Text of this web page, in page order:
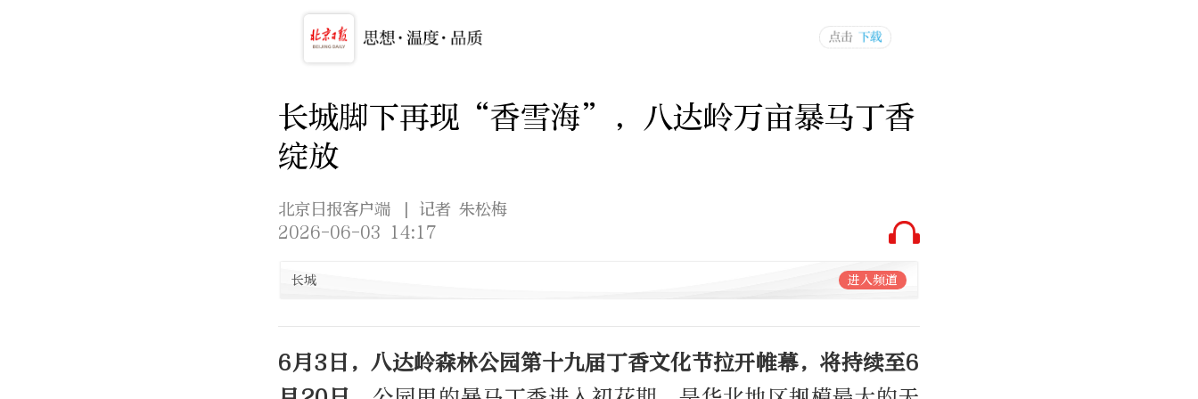
长城脚下再现“香雪海”，八达岭万亩暴马丁香
绽放
北京日报客户端
| 记者 朱松梅
2026-06-03 14:17
长城 进入频道
6月3日，八达岭森林公园第十九届丁香文化节拉开帷幕，将持续至6